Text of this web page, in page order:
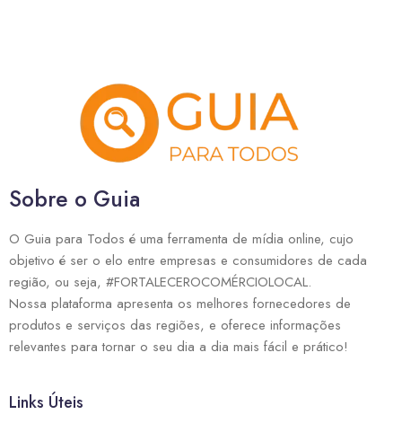
Sobre o Guia
O Guia para Todos é uma ferramenta de mídia online, cujo
objetivo é ser o elo entre empresas e consumidores de cada
região, ou seja, #FORTALECEROCOMÉRCIOLOCAL.
Nossa plataforma apresenta os melhores fornecedores de
produtos e serviços das regiões, e oferece informações
relevantes para tornar o seu dia a dia mais fácil e prático!
Links Úteis